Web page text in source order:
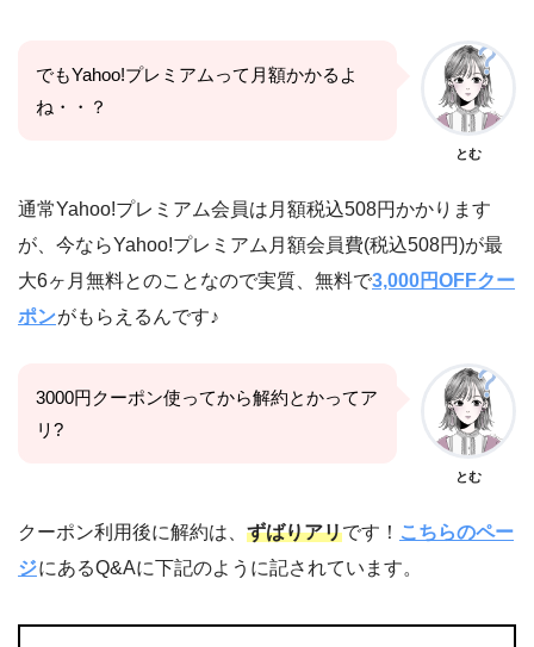
でもYahoo!プレミアムって月額かかるよ
ね・・？
とむ
通常Yahoo!プレミアム会員は月額税込508円かかります
が、今ならYahoo!プレミアム月額会員費(税込508円)が最
大6ヶ月無料とのことなので実質、無料で3,000円OFFクー
ポンがもらえるんです♪
3000円クーポン使ってから解約とかってア
リ?
とむ
クーポン利用後に解約は、 ずばりアリです！ こちらのペー
ジにあるQ&Aに下記のように記されています。